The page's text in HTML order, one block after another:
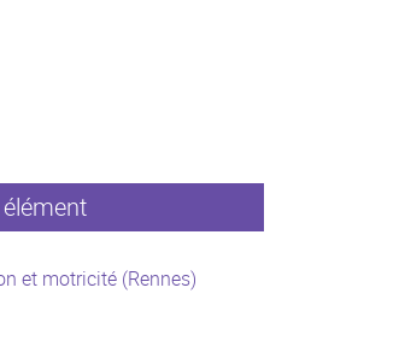
et motricité (Rennes)